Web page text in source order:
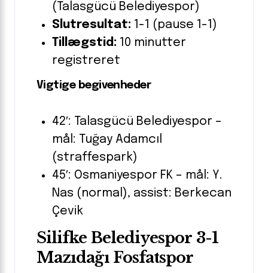
(Talasgücü Belediyespor)
Slutresultat: 1-1 (pause 1-1)
Tillægstid: 10 minutter
registreret
Vigtige begivenheder
42′: Talasgücü Belediyespor –
mål: Tuğay Adamcıl
(straffespark)
45′: Osmaniyespor FK – mål: Y.
Nas (normal), assist: Berkecan
Çevik
Silifke Belediyespor 3-1
Mazıdağı Fosfatspor